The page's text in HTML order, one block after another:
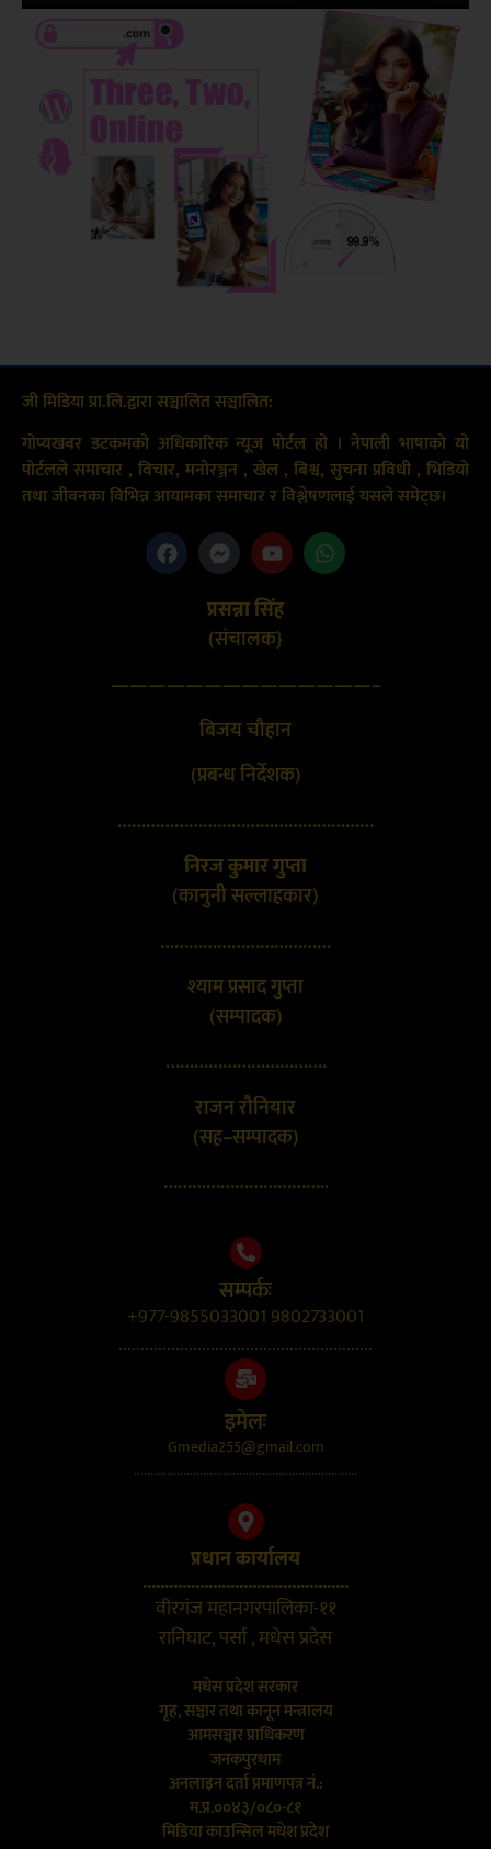
जी मिडिया प्रा.लि.द्वारा सञ्चालित सञ्चालित:
गोप्यखबर डटकमको अधिकारिक न्यूज पोर्टल हो । नेपाली भाषाको यो
पोर्टलले समाचार , विचार, मनोरञ्जन , खेल , बिश्व, सुचना प्रविधी , भिडियो
तथा जीवनका विभिन्न आयामका समाचार र विश्लेषणलाई यसले समेट्छ।
प्रसन्ना सिंह
(संचालक}
——————————————–
बिजय चौहान
(प्रबन्ध निर्देशक)
………………………………………………
निरज कुमार गुप्ता
(कानुनी सल्लाहकार)
………………………………
श्याम प्रसाद गुप्ता
(सम्पादक)
…………………………….
राजन रौनियार
(सह–सम्पादक)
……………………………..
सम्पर्कः
+977-9855033001 9802733001
..........................................................
इमेलः
Gmedia255@gmail.com
....................................................................
प्रधान कार्यालय
...............................................
वीरगंज महानगरपालिका-११
रानिघाट, पर्सा , मधेस प्रदेस
मधेस प्रदेश सरकार
गृह, सञ्चार तथा कानून मन्त्रालय
आमसञ्चार प्राधिकरण
जनकपुरधाम
अनलाइन दर्ता प्रमाणपत्र नं.:
म.प्र.००४३/०८०-८१
मिडिया काउन्सिल मधेश प्रदेश